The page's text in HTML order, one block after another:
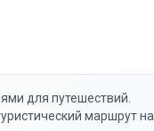
для путешествий.
маршрут на